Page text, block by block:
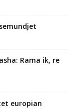
Rama ik, re
europian